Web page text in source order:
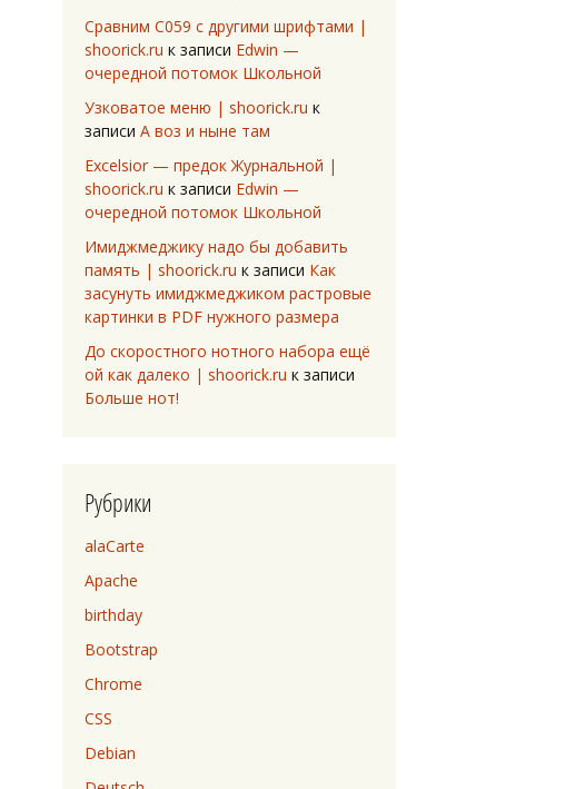
Сравним C059 с другими шрифтами |
shoorick.ru к записи Edwin —
очередной потомок Школьной
Узковатое меню | shoorick.ru к
записи А воз и ныне там
Excelsior — предок Журнальной |
shoorick.ru к записи Edwin —
очередной потомок Школьной
Имиджмеджику надо бы добавить
память | shoorick.ru к записи Как
засунуть имиджмеджиком растровые
картинки в PDF нужного размера
До скоростного нотного набора ещё
ой как далеко | shoorick.ru к записи
Больше нот!
Рубрики
alaCarte
Apache
birthday
Bootstrap
Chrome
CSS
Debian